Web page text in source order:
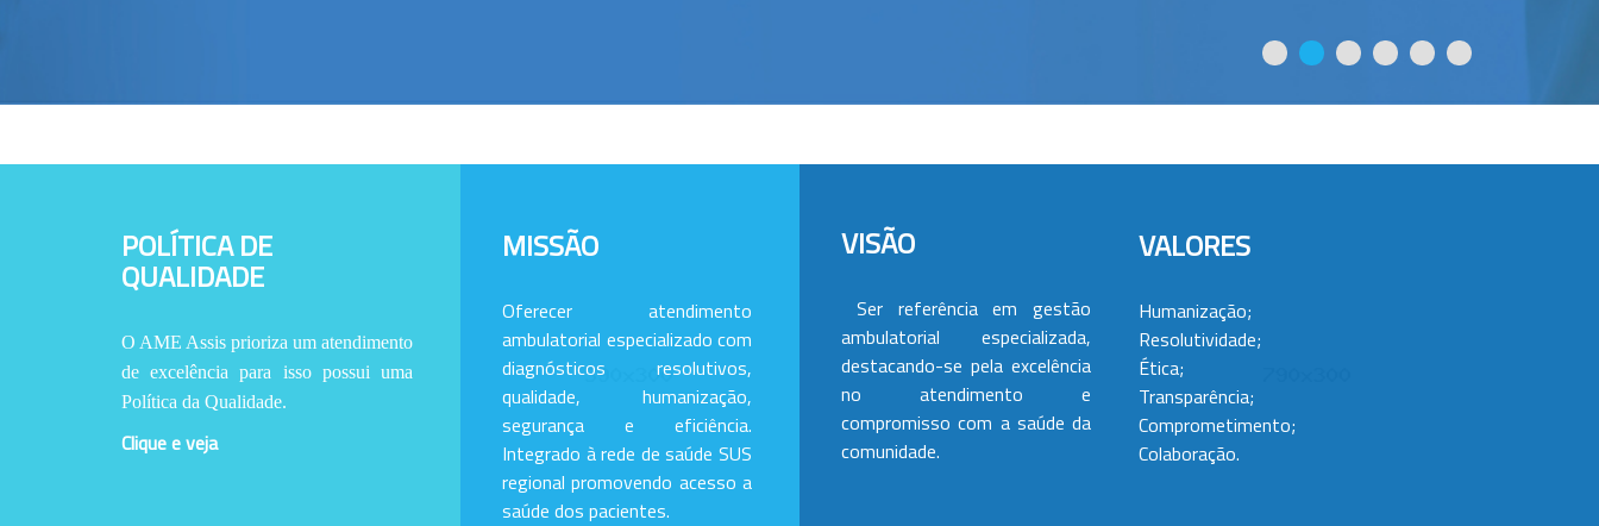
POLÍTICA DE
QUALIDADE
O AME Assis prioriza um atendimento
de excelência para isso possui uma
Política da Qualidade.
Clique e veja
MISSÃO
Oferecer atendimento
ambulatorial especializado com
diagnósticos resolutivos,
qualidade, humanização,
segurança e eficiência.
Integrado à rede de saúde SUS
regional promovendo acesso a
saúde dos pacientes.
VISÃO
Ser referência em gestão
ambulatorial especializada,
destacando-se pela excelência
no atendimento e
compromisso com a saúde da
comunidade.
VALORES
Humanização;
Resolutividade;
Ética;
Transparência;
Comprometimento;
Colaboração.